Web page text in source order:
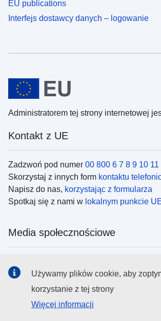
EU publications
Interfejs dostawcy danych – logowanie
Administratorem tej strony internetowej
Kontakt z UE
Zadzwoń pod numer 00 800 6 7 8 9 10 11
Skorzystaj z innych form kontaktu
Napisz do nas, korzystając z formularza
Spotkaj się z nami w lokalnym punkcie
Media społecznościowe
Instytucje i organy UE
Używamy plików cookie, aby
korzystanie z tej strony
Więcej informacji